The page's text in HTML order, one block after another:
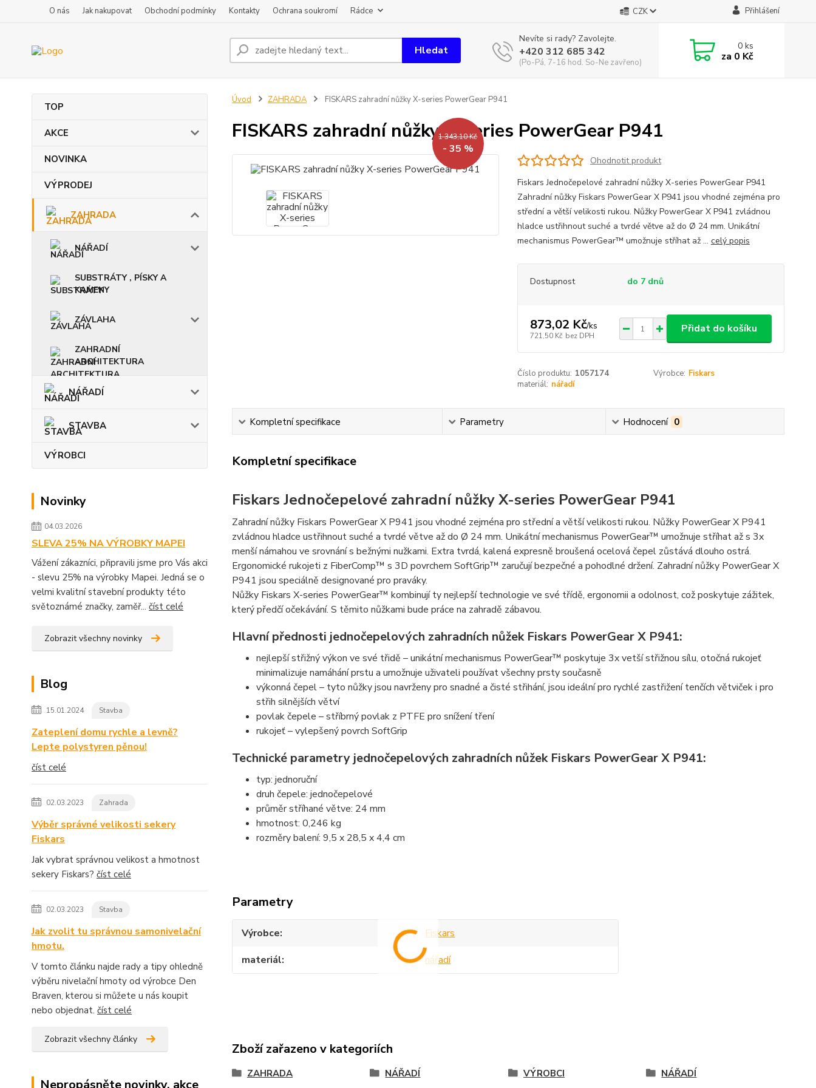
O nás Jak nakupovat Obchodní podmínky Kontakty Ochrana soukromí Rádce CZK Přihlášení
Hledat
Nevíte si rady? Zavolejte.
+420 312 685 342
(Po-Pá, 7-16 hod. So-Ne zavřeno)
0ks
za 0 Kč
TOP
AKCE
NOVINKA
VÝPRODEJ
ZAHRADA
NÁŘADÍ
SUBSTRÁTY , PÍSKY A
KAMENY
ZÁVLAHA
ZAHRADNÍ
ARCHITEKTURA
NÁŘADÍ
STAVBA
VÝROBCI
Novinky
04.03.2026
SLEVA 25% NA VÝROBKY MAPEI
Vážení zákazníci, připravili jsme pro Vás akci
- slevu 25% na výrobky Mapei. Jedná se o
velmi kvalitní stavební produkty této
světoznámé značky, zaměř... číst celé
Zobrazit všechny novinky
Blog
15.01.2024 Stavba
Zateplení domu rychle a levně?
Lepte polystyren pěnou!
číst celé
02.03.2023 Zahrada
Výběr správné velikosti sekery
Fiskars
Jak vybrat správnou velikost a hmotnost
sekery Fiskars? číst celé
02.03.2023 Stavba
Jak zvolit tu správnou samonivelační
hmotu.
V tomto článku najde rady a tipy ohledně
výběru nivelační hmoty od výrobce Den
Braven, kterou si můžete u nás koupit
nebo objednat. číst celé
Zobrazit všechny články
Nepropásněte novinky, akce
Úvod ZAHRADA FISKARS zahradní nůžky X-series PowerGear P941
FISKARS zahradní nůžky X-series PowerGear P941
1 343,10 Kč
- 35 %
Ohodnotit produkt
Fiskars Jednočepelové zahradní nůžky X-series PowerGear P941
Zahradní nůžky Fiskars PowerGear X P941 jsou vhodné zejména pro
střední a větší velikosti rukou. Nůžky PowerGear X P941 zvládnou
hladce ustřihnout suché a tvrdé větve až do Ø 24 mm. Unikátní
mechanismus PowerGear™ umožnuje stříhat až ... celý popis
Dostupnost do 7 dnů
873,02 Kč/ks
721,50 Kč bez DPH
Přidat do košíku
Číslo produktu: 1057174 Výrobce: Fiskars
materiál: nářadí
Kompletní specifikace Parametry Hodnocení 0
Kompletní specifikace
Fiskars Jednočepelové zahradní nůžky X-series PowerGear P941
Zahradní nůžky Fiskars PowerGear X P941 jsou vhodné zejména pro střední a větší velikosti rukou. Nůžky PowerGear X P941
zvládnou hladce ustřihnout suché a tvrdé větve až do Ø 24 mm. Unikátní mechanismus PowerGear™ umožnuje stříhat až s 3x
menší námahou ve srovnání s bežnými nužkami. Extra tvrdá, kalená expresně broušená ocelová čepel zůstává dlouho ostrá.
Ergonomické rukojeti z FiberComp™ s 3D povrchem SoftGrip™ zaručují bezpečné a pohodlné držení. Zahradní nůžky PowerGear X
P941 jsou speciálně designované pro praváky.
Nůžky Fiskars X-series PowerGear™ kombinují ty nejlepší technologie ve své třídě, ergonomii a odolnost, což poskytuje zážitek,
který předčí očekávání. S těmito nůžkami bude práce na zahradě zábavou.
Hlavní přednosti jednočepelových zahradních nůžek Fiskars PowerGear X P941:
nejlepší střižný výkon ve své třidě – unikátní mechanismus PowerGear™ poskytuje 3x vetší střižnou sílu, otočná rukojeť
minimalizuje namáhání prstu a umožnuje uživateli používat všechny prsty současně
výkonná čepel – tyto nůžky jsou navrženy pro snadné a čisté střihání, jsou ideální pro rychlé zastřižení tenčích větviček i pro
střih silnějších větví
povlak čepele – stříbrný povlak z PTFE pro snížení tření
rukojeť – vylepšený povrch SoftGrip
Technické parametry jednočepelových zahradních nůžek Fiskars PowerGear X P941:
typ: jednoruční
druh čepele: jednočepelové
průměr stříhané větve: 24 mm
hmotnost: 0,246 kg
rozměry balení: 9,5 x 28,5 x 4,4 cm
Parametry
Výrobce
Fiskars
materiál
nářadí
Zboží zařazeno v kategoriích
ZAHRADA NÁŘADÍ VÝROBCI NÁŘADÍ